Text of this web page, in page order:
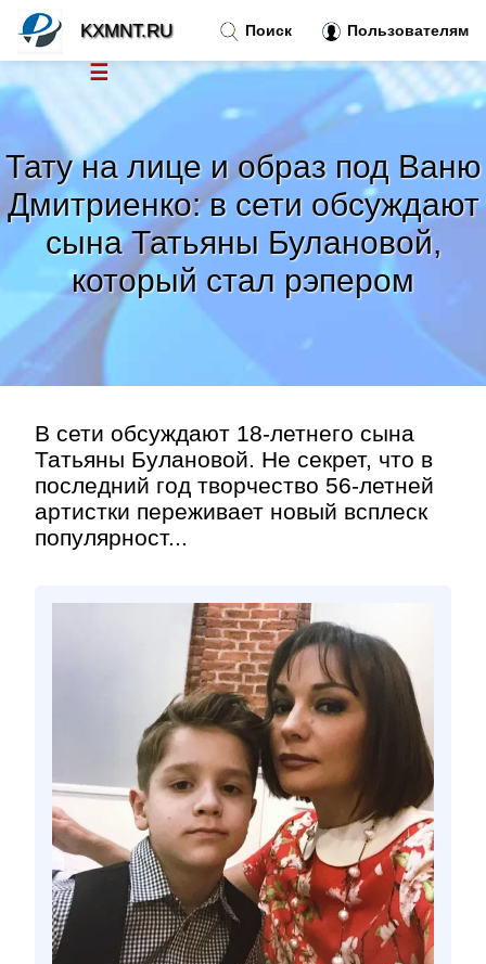
Тату на лице и образ под Ваню
Дмитриенко: в сети обсуждают
сына Татьяны Булановой,
который стал рэпером
В сети обсуждают 18-летнего сына
Татьяны Булановой. Не секрет, что в
последний год творчество 56-летней
артистки переживает новый всплеск
популярност...
Поиск Пользователям
KXMNT.RU
☰
Тренды новостей »
Рубрики»
Правила »